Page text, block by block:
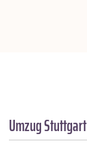
Umzug Stuttgart